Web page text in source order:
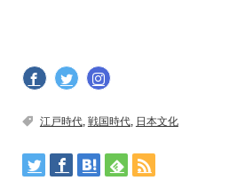
江戸時代, 戦国時代, 日本文化